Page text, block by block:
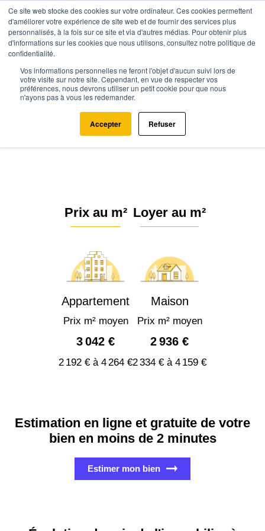
Ce site web stocke des cookies sur votre ordinateur. Ces cookies permettent
d'améliorer votre expérience de site web et de fournir des services plus
personnalisés, à la fois sur ce site et via d'autres médias. Pour obtenir plus
d'informations sur les cookies que nous utilisons, consultez notre politique de
confidentialité.
Vos informations personnelles ne feront l'objet d'aucun suivi lors de
votre visite sur notre site. Cependant, en vue de respecter vos
préférences, nous devrons utiliser un petit cookie pour que nous
n'ayons pas à vous les redemander.
Accepter Refuser
Agence.immo Prix immobilier Provence-Alpes-Côte d'Azur
Bouches-du-Rhône Arles (13280)
Estimation immobilière à Arles :
Prix m² 2026
Prix au m²
Appartement
Prix m² moyen
3 042 €
2 192 € à 4 264 €
Loyer au m²
Maison
Prix m² moyen
2 936 €
2 334 € à 4 159 €
Estimation en ligne et gratuite de votre
bien en moins de 2 minutes
Estimer mon bien